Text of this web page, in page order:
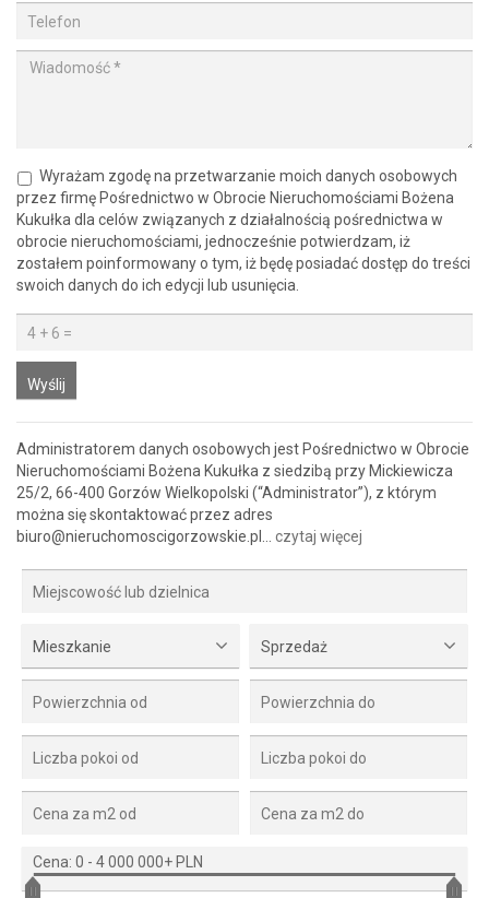
Wyrażam zgodę na przetwarzanie moich danych osobowych
przez firmę Pośrednictwo w Obrocie Nieruchomościami Bożena
Kukułka dla celów związanych z działalnością pośrednictwa w
obrocie nieruchomościami, jednocześnie potwierdzam, iż
zostałem poinformowany o tym, iż będę posiadać dostęp do treści
swoich danych do ich edycji lub usunięcia.
Wyślij
Administratorem danych osobowych jest Pośrednictwo w Obrocie
Nieruchomościami Bożena Kukułka z siedzibą przy Mickiewicza
25/2, 66-400 Gorzów Wielkopolski (“Administrator”), z którym
można się skontaktować przez adres
biuro@nieruchomoscigorzowskie.pl… czytaj więcej
Mieszkanie Sprzedaż
Cena: 0 - 4 000 000+ PLN